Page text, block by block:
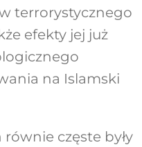
terrorystycznego
efekty jej już
na Islamski
częste były